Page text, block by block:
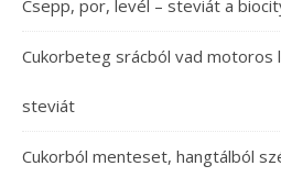
Csepp, por, levél – steviát a
Cukorbeteg srácból vad motoros
steviát
Cukorból menteset, hangtálból